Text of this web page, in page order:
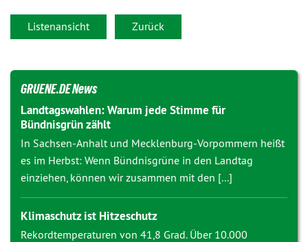
Listenansicht Zurück
GRUENE.DE News
Landtagswahlen: Warum jede Stimme für
Bündnisgrün zählt
In Sachsen-Anhalt und Mecklenburg-Vorpommern heißt
es im Herbst: Wenn Bündnisgrüne in den Landtag
einziehen, können wir zusammen mit den [...]
Klimaschutz ist Hitzeschutz
Rekordtemperaturen von 41,8 Grad. Über 10.000